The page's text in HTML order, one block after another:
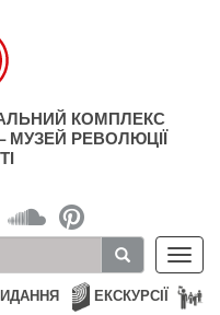
КОМПЛЕКС
МУЗЕЙ РЕВОЛЮЦІЇ
ЕКСКУРСІЇ